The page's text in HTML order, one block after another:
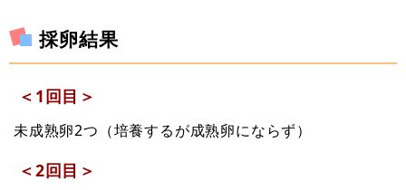
採卵結果
＜1回目＞
未成熟卵2つ（培養するが成熟卵にならず）
＜2回目＞